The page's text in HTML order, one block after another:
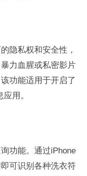
隐私权和安全性，
力血腥或私密影片
功能适用于开启了
用。
功能。通过iPhone
可识别各种洗衣符